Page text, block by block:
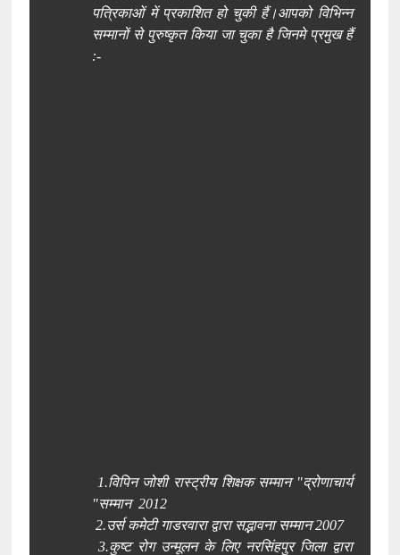
पत्रिकाओं में प्रकाश‍ित हो चुकी हैं।आपको विभिन्न
सम्मानों से पुरुष्कृत किया जा चुका है जिनमे प्रमुख हैं
:-
1.विपिन जोशी रास्ट्रीय शिक्षक सम्मान "द्रोणाचार्य
"सम्मान 2012
2.उर्स कमेटी गाडरवारा द्वारा सद्भावना सम्मान 2007
3.कुष्ट रोग उन्मूलन के लिए नरसिंहपुर जिला द्वारा